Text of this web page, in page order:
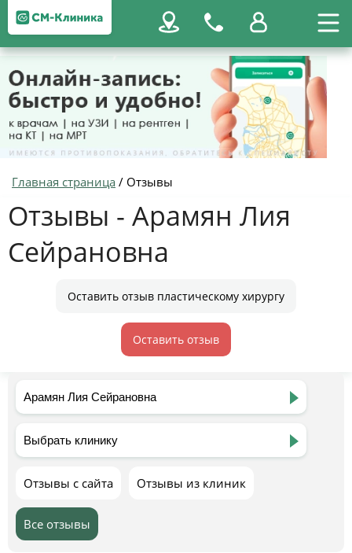
Главная страница / Отзывы
Отзывы - Арамян Лия
Сейрановна
Оставить отзыв пластическому хирургу
Оставить отзыв
Отзывы с сайта Отзывы из клиник
Все отзывы